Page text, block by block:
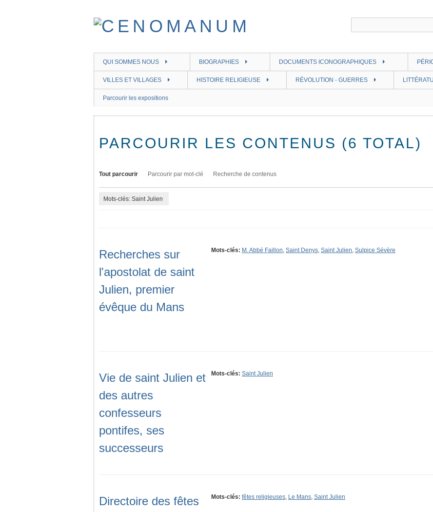
QUI SOMMES NOUS BIOGRAPHIES DOCUMENTS ICONOGRAPHIQUES
VILLES ET VILLAGES HISTOIRE RELIGIEUSE RÉVOLUTION - GUERRES
Parcourir les expositions
PARCOURIR LES CONTENUS (6 TOTAL)
Tout parcourir Parcourir par mot-clé Recherche de contenus
Mots-clés: Saint Julien
Recherches sur
l'apostolat de saint
Julien, premier
évêque du Mans
Mots-clés: M. Abbé Faillon, Saint Denys, Saint Julien, Sulpice Sévère
Vie de saint Julien et
des autres
confesseurs
pontifes, ses
successeurs
Mots-clés: Saint Julien
Directoire des fêtes
Mots-clés: fêtes religieuses, Le Mans, Saint Julien